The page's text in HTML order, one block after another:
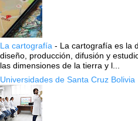
La cartografía - La cartografía es la
diseño, producción, difusión y
las dimensiones de la tierra y l...
Universidades de Santa Cruz Bolivia